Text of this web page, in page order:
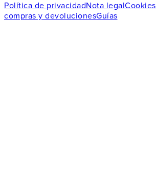
Política de privacidadNota legalCookies
compras y devolucionesGuías